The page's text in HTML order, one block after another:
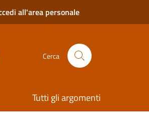
all'area personale
Cerca
Tutti gli argomenti